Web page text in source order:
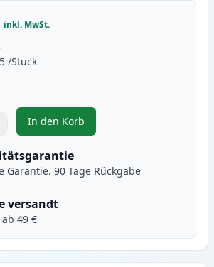
inkl. MwSt.
/Stück
Tasten, um anzupassen
In den Korb
, 2 stück Brother LC125M
Garantie. 90 Tage Rückgabe
versandt
49 €